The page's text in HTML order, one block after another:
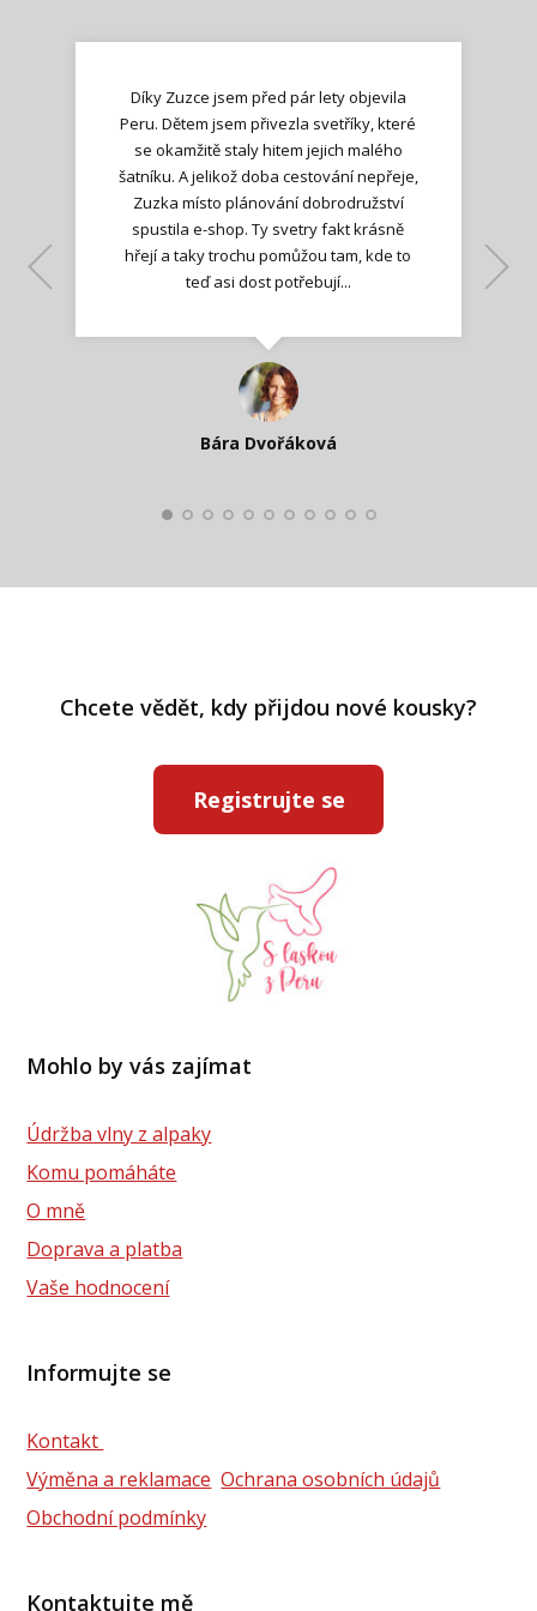
Díky Zuzce jsem před pár lety objevila
Peru. Dětem jsem přivezla svetříky, které
se okamžitě staly hitem jejich malého
šatníku. A jelikož doba cestování nepřeje,
Zuzka místo plánování dobrodružství
spustila e-shop. Ty svetry fakt krásně
hřejí a taky trochu pomůžou tam, kde to
teď asi dost potřebují...
Bára Dvořáková
Jana T.
Kateřina Veleta Štěpánová
Ilona M.
Lenka K.
Nadšená zpráva
Katka Perháčová
Smolková
Lenka K.
Chcete vědět, kdy přijdou nové kousky?
Registrujte se
Mohlo by vás zajímat
Údržba vlny z alpaky
Komu pomáháte
O mně
Doprava a platba
Vaše hodnocení
Informujte se
Kontakt
Výměna a reklamace Ochrana osobních údajů
Obchodní podmínky
Kontaktujte mě